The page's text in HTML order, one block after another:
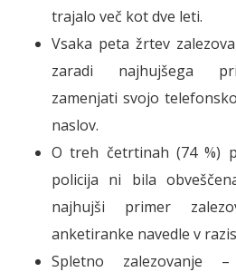
trajalo več kot dve leti.
Vsaka peta žrtev
zaradi najhujšega
zamenjati svojo
naslov.
O treh četrtinah (74 %)
policija ni bila
najhujši primer
anketiranke navedle v
Spletno zalezovanje